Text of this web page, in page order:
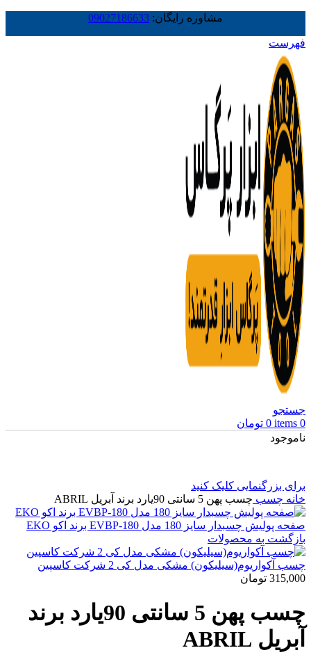
مشاوره رایگان: 09027186633
فهرست
جستجو
0
items
0 تومان
ناموجود
برای بزرگنمایی کلیک کنید
خانه چسب چسب پهن 5 سانتی 90یارد برند آبریل ABRIL
صفحه پولیش چسبدار سایز 180 مدل EVBP-180 برند اکو EKO
بازگشت به محصولات
چسب آکواریوم(سیلیکون) مشکی مدل کی 2 شرکت کاسپین
315,000 تومان
چسب پهن 5 سانتی 90یارد برند
آبریل ABRIL